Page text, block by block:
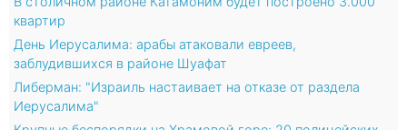
квартир
День Иерусалима: арабы атаковали евреев,
заблудившихся в районе Шуафат
Либерман: "Израиль настаивает на отказе от раздела
Иерусалима"